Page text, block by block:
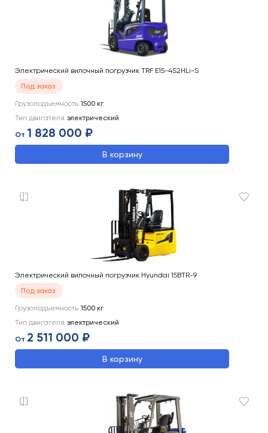
Электрический вилочный погрузчик TRF E15-4S2HLi-S
Под заказ
Грузоподъемность 1500 кг
Тип двигателя электрический
От 1 828 000 ₽
В корзину
Электрический вилочный погрузчик Hyundai 15BTR-9
Под заказ
Грузоподъемность 1500 кг
Тип двигателя электрический
От 2 511 000 ₽
В корзину